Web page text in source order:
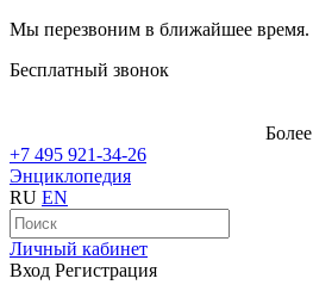
Мы перезвоним в ближайшее время.
Бесплатный звонок
+7 495 921-34-26
Энциклопедия
RU EN
Личный кабинет
Вход Регистрация